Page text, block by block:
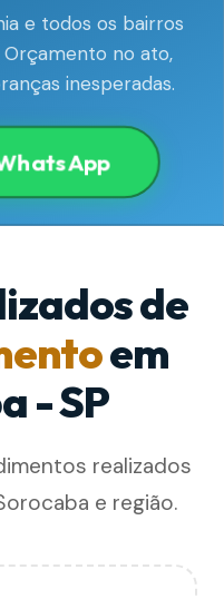
e todos os bairros
no ato,
inesperadas.
de
em
- SP
realizados
e região.